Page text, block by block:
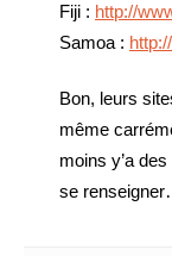
Fiji : http://
Samoa :
Bon, leurs
même
moins y’a
se